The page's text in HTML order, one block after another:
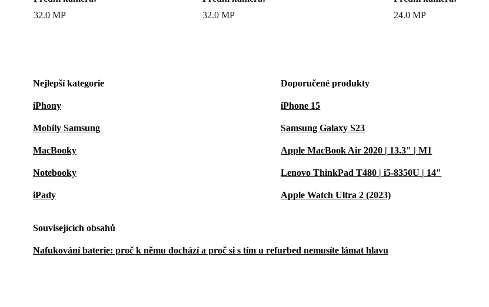
32.0 MP
32.0 MP
24.0 MP
Nejlepší kategorie
iPhony
Mobily Samsung
MacBooky
Notebooky
iPady
Doporučené produkty
iPhone 15
Samsung Galaxy S23
Apple MacBook Air 2020 | 13.3" | M1
Lenovo ThinkPad T480 | i5-8350U | 14"
Apple Watch Ultra 2 (2023)
Souvisejících obsahů
Nafukování baterie: proč k němu dochází a proč si s tím u refurbed nemusíte lámat hlavu